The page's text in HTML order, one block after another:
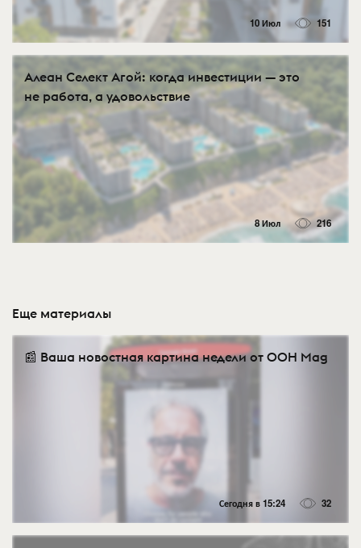
10 Июл 151
Алеан Селект Агой: когда инвестиции — это
не работа, а удовольствие
8 Июл 216
Еще материалы
📰 Ваша новостная картина недели от OOH Mag
Сегодня в 15:24 32